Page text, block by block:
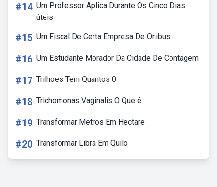
#14 Um Professor Aplica Durante Os Cinco Dias
úteis
#15 Um Fiscal De Certa Empresa De Onibus
#16 Um Estudante Morador Da Cidade De Contagem
#17 Trilhoes Tem Quantos 0
#18 Trichomonas Vaginalis O Que é
#19 Transformar Metros Em Hectare
#20 Transformar Libra Em Quilo